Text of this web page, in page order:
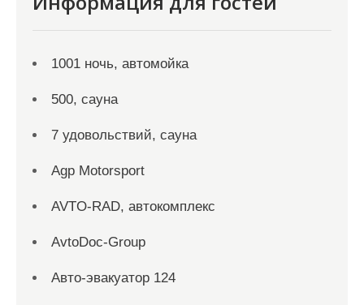
1001 ночь, автомойка
500, сауна
7 удовольствий, сауна
Agp Motorsport
AVTO-RAD, автокомплекс
AvtoDoc-Group
Aвто-эвакуатор 124